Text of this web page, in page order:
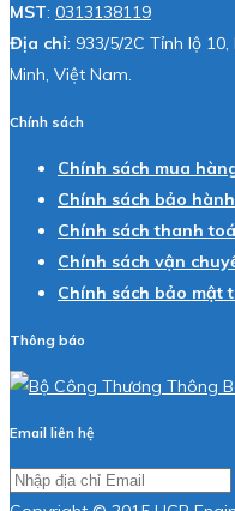
MST: 0313138119
Địa chỉ: 933/5/2C Tỉnh lộ
Minh, Việt Nam.
Chính sách
Chính sách mua
Chính sách bảo hành
Chính sách thanh
Chính sách vận
Chính sách bảo mật
Thông báo
Email liên hệ